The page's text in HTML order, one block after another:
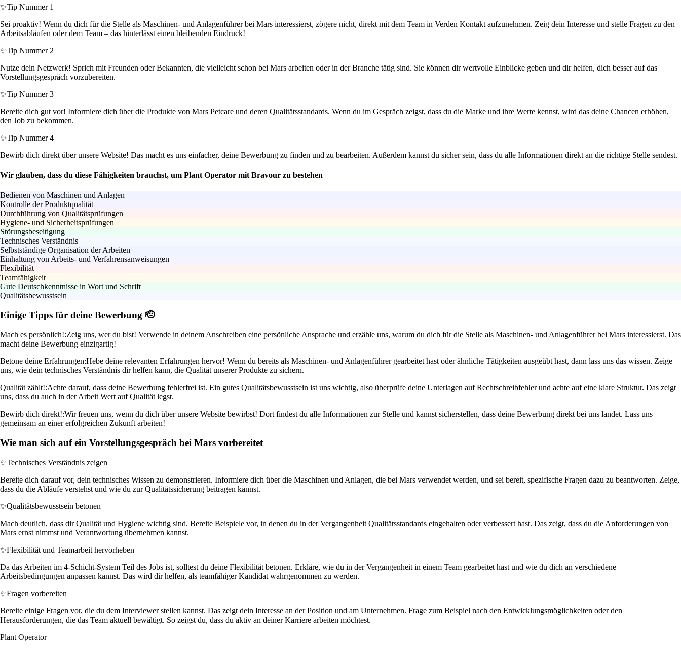
✨Tip Nummer 1
Sei proaktiv! Wenn du dich für die Stelle als Maschinen- und Anlagenführer bei Mars interessierst, zögere nicht, direkt mit dem Team in Verden Kontakt aufzunehmen. Zeig dein Interesse und stelle Fragen zu den
Arbeitsabläufen oder dem Team – das hinterlässt einen bleibenden Eindruck!
✨Tip Nummer 2
Nutze dein Netzwerk! Sprich mit Freunden oder Bekannten, die vielleicht schon bei Mars arbeiten oder in der Branche tätig sind. Sie können dir wertvolle Einblicke geben und dir helfen, dich besser auf das
Vorstellungsgespräch vorzubereiten.
✨Tip Nummer 3
Bereite dich gut vor! Informiere dich über die Produkte von Mars Petcare und deren Qualitätsstandards. Wenn du im Gespräch zeigst, dass du die Marke und ihre Werte kennst, wird das deine Chancen erhöhen,
den Job zu bekommen.
✨Tip Nummer 4
Bewirb dich direkt über unsere Website! Das macht es uns einfacher, deine Bewerbung zu finden und zu bearbeiten. Außerdem kannst du sicher sein, dass du alle Informationen direkt an die richtige Stelle sendest.
Wir glauben, dass du diese Fähigkeiten brauchst, um Plant Operator mit Bravour zu bestehen
Bedienen von Maschinen und Anlagen
Kontrolle der Produktqualität
Durchführung von Qualitätsprüfungen
Hygiene- und Sicherheitsprüfungen
Störungsbeseitigung
Technisches Verständnis
Selbstständige Organisation der Arbeiten
Einhaltung von Arbeits- und Verfahrensanweisungen
Flexibilität
Teamfähigkeit
Gute Deutschkenntnisse in Wort und Schrift
Qualitätsbewusstsein
Einige Tipps für deine Bewerbung 🫡
Mach es persönlich!:Zeig uns, wer du bist! Verwende in deinem Anschreiben eine persönliche Ansprache und erzähle uns, warum du dich für die Stelle als Maschinen- und Anlagenführer bei Mars interessierst. Das
macht deine Bewerbung einzigartig!
Betone deine Erfahrungen:Hebe deine relevanten Erfahrungen hervor! Wenn du bereits als Maschinen- und Anlagenführer gearbeitet hast oder ähnliche Tätigkeiten ausgeübt hast, dann lass uns das wissen. Zeige
uns, wie dein technisches Verständnis dir helfen kann, die Qualität unserer Produkte zu sichern.
Qualität zählt!:Achte darauf, dass deine Bewerbung fehlerfrei ist. Ein gutes Qualitätsbewusstsein ist uns wichtig, also überprüfe deine Unterlagen auf Rechtschreibfehler und achte auf eine klare Struktur. Das zeigt
uns, dass du auch in der Arbeit Wert auf Qualität legst.
Bewirb dich direkt!:Wir freuen uns, wenn du dich über unsere Website bewirbst! Dort findest du alle Informationen zur Stelle und kannst sicherstellen, dass deine Bewerbung direkt bei uns landet. Lass uns
gemeinsam an einer erfolgreichen Zukunft arbeiten!
Wie man sich auf ein Vorstellungsgespräch bei Mars vorbereitet
✨Technisches Verständnis zeigen
Bereite dich darauf vor, dein technisches Wissen zu demonstrieren. Informiere dich über die Maschinen und Anlagen, die bei Mars verwendet werden, und sei bereit, spezifische Fragen dazu zu beantworten. Zeige,
dass du die Abläufe verstehst und wie du zur Qualitätssicherung beitragen kannst.
✨Qualitätsbewusstsein betonen
Mach deutlich, dass dir Qualität und Hygiene wichtig sind. Bereite Beispiele vor, in denen du in der Vergangenheit Qualitätsstandards eingehalten oder verbessert hast. Das zeigt, dass du die Anforderungen von
Mars ernst nimmst und Verantwortung übernehmen kannst.
✨Flexibilität und Teamarbeit hervorheben
Da das Arbeiten im 4-Schicht-System Teil des Jobs ist, solltest du deine Flexibilität betonen. Erkläre, wie du in der Vergangenheit in einem Team gearbeitet hast und wie du dich an verschiedene
Arbeitsbedingungen anpassen kannst. Das wird dir helfen, als teamfähiger Kandidat wahrgenommen zu werden.
✨Fragen vorbereiten
Bereite einige Fragen vor, die du dem Interviewer stellen kannst. Das zeigt dein Interesse an der Position und am Unternehmen. Frage zum Beispiel nach den Entwicklungsmöglichkeiten oder den
Herausforderungen, die das Team aktuell bewältigt. So zeigst du, dass du aktiv an deiner Karriere arbeiten möchtest.
Plant Operator